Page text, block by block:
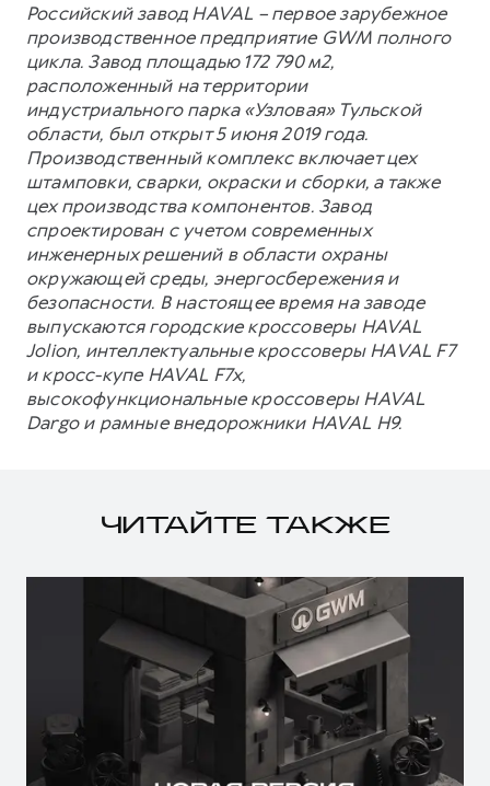
Российский завод HAVAL – первое зарубежное
производственное предприятие GWM полного
цикла. Завод площадью 172 790 м2,
расположенный на территории
индустриального парка «Узловая» Тульской
области, был открыт 5 июня 2019 года.
Производственный комплекс включает цех
штамповки, сварки, окраски и сборки, а также
цех производства компонентов. Завод
спроектирован с учетом современных
инженерных решений в области охраны
окружающей среды, энергосбережения и
безопасности. В настоящее время на заводе
выпускаются городские кроссоверы HAVAL
Jolion, интеллектуальные кроссоверы HAVAL F7
и кросс-купе HAVAL F7x,
высокофункциональные кроссоверы HAVAL
Dargo и рамные внедорожники HAVAL H9.
ЧИТАЙТЕ ТАКЖЕ